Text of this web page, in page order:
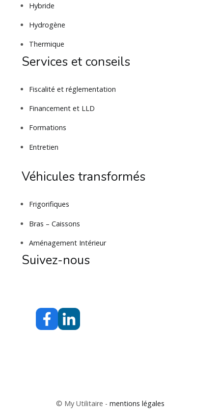
Hybride
Hydrogène
Thermique
Services et conseils
Fiscalité et réglementation
Financement et LLD
Formations
Entretien
Véhicules transformés
Frigorifiques
Bras – Caissons
Aménagement Intérieur
Suivez-nous
© My Utilitaire - mentions légales